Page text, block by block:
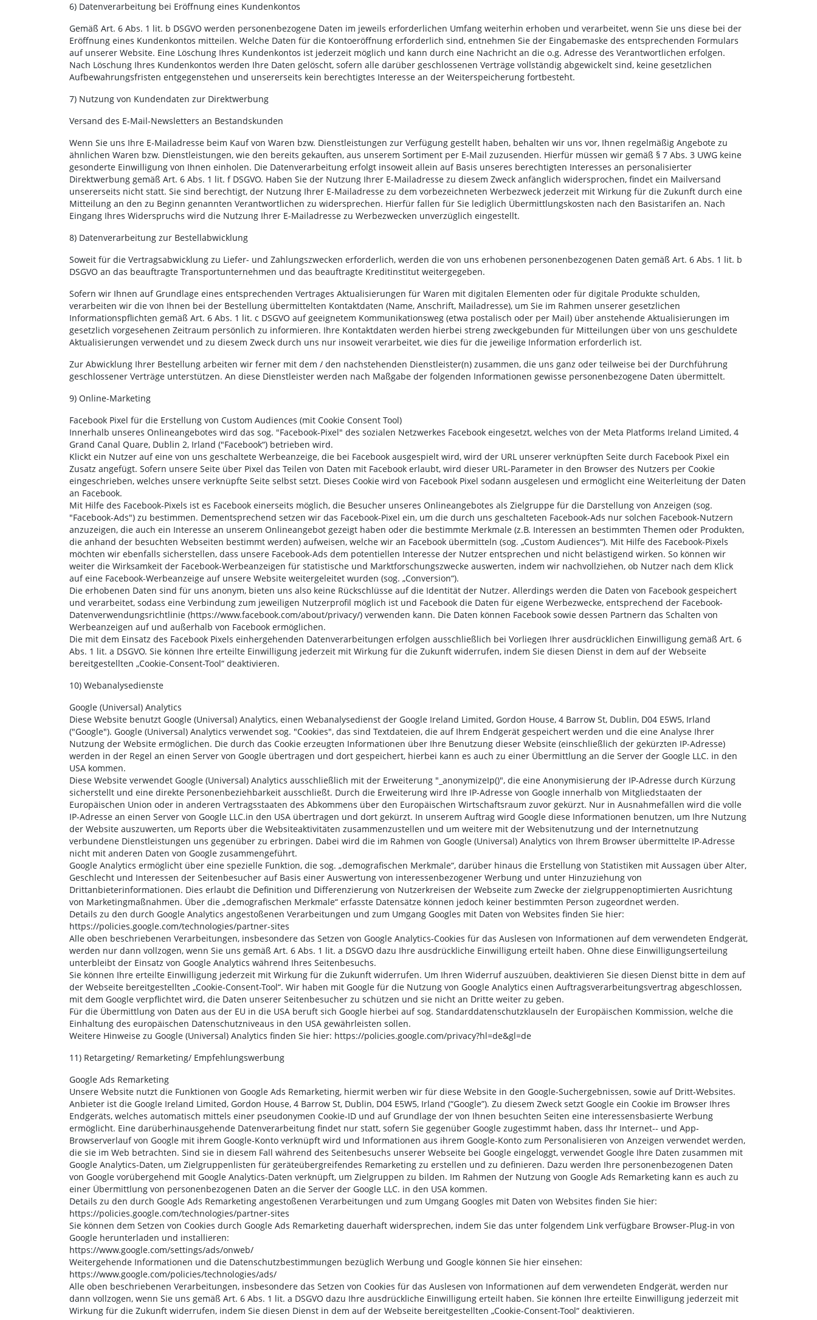
6) Datenverarbeitung bei Eröffnung eines Kundenkontos
Gemäß Art. 6 Abs. 1 lit. b DSGVO werden personenbezogene Daten im jeweils erforderlichen Umfang weiterhin erhoben und verarbeitet, wenn Sie uns diese bei der
Eröffnung eines Kundenkontos mitteilen. Welche Daten für die Kontoeröffnung erforderlich sind, entnehmen Sie der Eingabemaske des entsprechenden Formulars
auf unserer Website. Eine Löschung Ihres Kundenkontos ist jederzeit möglich und kann durch eine Nachricht an die o.g. Adresse des Verantwortlichen erfolgen.
Nach Löschung Ihres Kundenkontos werden Ihre Daten gelöscht, sofern alle darüber geschlossenen Verträge vollständig abgewickelt sind, keine gesetzlichen
Aufbewahrungsfristen entgegenstehen und unsererseits kein berechtigtes Interesse an der Weiterspeicherung fortbesteht.
7) Nutzung von Kundendaten zur Direktwerbung
Versand des E-Mail-Newsletters an Bestandskunden
Wenn Sie uns Ihre E-Mailadresse beim Kauf von Waren bzw. Dienstleistungen zur Verfügung gestellt haben, behalten wir uns vor, Ihnen regelmäßig Angebote zu
ähnlichen Waren bzw. Dienstleistungen, wie den bereits gekauften, aus unserem Sortiment per E-Mail zuzusenden. Hierfür müssen wir gemäß § 7 Abs. 3 UWG keine
gesonderte Einwilligung von Ihnen einholen. Die Datenverarbeitung erfolgt insoweit allein auf Basis unseres berechtigten Interesses an personalisierter
Direktwerbung gemäß Art. 6 Abs. 1 lit. f DSGVO. Haben Sie der Nutzung Ihrer E-Mailadresse zu diesem Zweck anfänglich widersprochen, findet ein Mailversand
unsererseits nicht statt. Sie sind berechtigt, der Nutzung Ihrer E-Mailadresse zu dem vorbezeichneten Werbezweck jederzeit mit Wirkung für die Zukunft durch eine
Mitteilung an den zu Beginn genannten Verantwortlichen zu widersprechen. Hierfür fallen für Sie lediglich Übermittlungskosten nach den Basistarifen an. Nach
Eingang Ihres Widerspruchs wird die Nutzung Ihrer E-Mailadresse zu Werbezwecken unverzüglich eingestellt.
8) Datenverarbeitung zur Bestellabwicklung
Soweit für die Vertragsabwicklung zu Liefer- und Zahlungszwecken erforderlich, werden die von uns erhobenen personenbezogenen Daten gemäß Art. 6 Abs. 1 lit. b
DSGVO an das beauftragte Transportunternehmen und das beauftragte Kreditinstitut weitergegeben.
Sofern wir Ihnen auf Grundlage eines entsprechenden Vertrages Aktualisierungen für Waren mit digitalen Elementen oder für digitale Produkte schulden,
verarbeiten wir die von Ihnen bei der Bestellung übermittelten Kontaktdaten (Name, Anschrift, Mailadresse), um Sie im Rahmen unserer gesetzlichen
Informationspflichten gemäß Art. 6 Abs. 1 lit. c DSGVO auf geeignetem Kommunikationsweg (etwa postalisch oder per Mail) über anstehende Aktualisierungen im
gesetzlich vorgesehenen Zeitraum persönlich zu informieren. Ihre Kontaktdaten werden hierbei streng zweckgebunden für Mitteilungen über von uns geschuldete
Aktualisierungen verwendet und zu diesem Zweck durch uns nur insoweit verarbeitet, wie dies für die jeweilige Information erforderlich ist.
Zur Abwicklung Ihrer Bestellung arbeiten wir ferner mit dem / den nachstehenden Dienstleister(n) zusammen, die uns ganz oder teilweise bei der Durchführung
geschlossener Verträge unterstützen. An diese Dienstleister werden nach Maßgabe der folgenden Informationen gewisse personenbezogene Daten übermittelt.
9) Online-Marketing
Facebook Pixel für die Erstellung von Custom Audiences (mit Cookie Consent Tool)
Innerhalb unseres Onlineangebotes wird das sog. "Facebook-Pixel" des sozialen Netzwerkes Facebook eingesetzt, welches von der Meta Platforms Ireland Limited, 4
Grand Canal Quare, Dublin 2, Irland ("Facebook“) betrieben wird.
Klickt ein Nutzer auf eine von uns geschaltete Werbeanzeige, die bei Facebook ausgespielt wird, wird der URL unserer verknüpften Seite durch Facebook Pixel ein
Zusatz angefügt. Sofern unsere Seite über Pixel das Teilen von Daten mit Facebook erlaubt, wird dieser URL-Parameter in den Browser des Nutzers per Cookie
eingeschrieben, welches unsere verknüpfte Seite selbst setzt. Dieses Cookie wird von Facebook Pixel sodann ausgelesen und ermöglicht eine Weiterleitung der Daten
an Facebook.
Mit Hilfe des Facebook-Pixels ist es Facebook einerseits möglich, die Besucher unseres Onlineangebotes als Zielgruppe für die Darstellung von Anzeigen (sog.
"Facebook-Ads") zu bestimmen. Dementsprechend setzen wir das Facebook-Pixel ein, um die durch uns geschalteten Facebook-Ads nur solchen Facebook-Nutzern
anzuzeigen, die auch ein Interesse an unserem Onlineangebot gezeigt haben oder die bestimmte Merkmale (z.B. Interessen an bestimmten Themen oder Produkten,
die anhand der besuchten Webseiten bestimmt werden) aufweisen, welche wir an Facebook übermitteln (sog. „Custom Audiences“). Mit Hilfe des Facebook-Pixels
möchten wir ebenfalls sicherstellen, dass unsere Facebook-Ads dem potentiellen Interesse der Nutzer entsprechen und nicht belästigend wirken. So können wir
weiter die Wirksamkeit der Facebook-Werbeanzeigen für statistische und Marktforschungszwecke auswerten, indem wir nachvollziehen, ob Nutzer nach dem Klick
auf eine Facebook-Werbeanzeige auf unsere Website weitergeleitet wurden (sog. „Conversion“).
Die erhobenen Daten sind für uns anonym, bieten uns also keine Rückschlüsse auf die Identität der Nutzer. Allerdings werden die Daten von Facebook gespeichert
und verarbeitet, sodass eine Verbindung zum jeweiligen Nutzerprofil möglich ist und Facebook die Daten für eigene Werbezwecke, entsprechend der Facebook-
Datenverwendungsrichtlinie (https://www.facebook.com/about/privacy/) verwenden kann. Die Daten können Facebook sowie dessen Partnern das Schalten von
Werbeanzeigen auf und außerhalb von Facebook ermöglichen.
Die mit dem Einsatz des Facebook Pixels einhergehenden Datenverarbeitungen erfolgen ausschließlich bei Vorliegen Ihrer ausdrücklichen Einwilligung gemäß Art. 6
Abs. 1 lit. a DSGVO. Sie können Ihre erteilte Einwilligung jederzeit mit Wirkung für die Zukunft widerrufen, indem Sie diesen Dienst in dem auf der Webseite
bereitgestellten „Cookie-Consent-Tool“ deaktivieren.
10) Webanalysedienste
Google (Universal) Analytics
Diese Website benutzt Google (Universal) Analytics, einen Webanalysedienst der Google Ireland Limited, Gordon House, 4 Barrow St, Dublin, D04 E5W5, Irland
("Google"). Google (Universal) Analytics verwendet sog. "Cookies", das sind Textdateien, die auf Ihrem Endgerät gespeichert werden und die eine Analyse Ihrer
Nutzung der Website ermöglichen. Die durch das Cookie erzeugten Informationen über Ihre Benutzung dieser Website (einschließlich der gekürzten IP-Adresse)
werden in der Regel an einen Server von Google übertragen und dort gespeichert, hierbei kann es auch zu einer Übermittlung an die Server der Google LLC. in den
USA kommen.
Diese Website verwendet Google (Universal) Analytics ausschließlich mit der Erweiterung "_anonymizeIp()", die eine Anonymisierung der IP-Adresse durch Kürzung
sicherstellt und eine direkte Personenbeziehbarkeit ausschließt. Durch die Erweiterung wird Ihre IP-Adresse von Google innerhalb von Mitgliedstaaten der
Europäischen Union oder in anderen Vertragsstaaten des Abkommens über den Europäischen Wirtschaftsraum zuvor gekürzt. Nur in Ausnahmefällen wird die volle
IP-Adresse an einen Server von Google LLC.in den USA übertragen und dort gekürzt. In unserem Auftrag wird Google diese Informationen benutzen, um Ihre Nutzung
der Website auszuwerten, um Reports über die Websiteaktivitäten zusammenzustellen und um weitere mit der Websitenutzung und der Internetnutzung
verbundene Dienstleistungen uns gegenüber zu erbringen. Dabei wird die im Rahmen von Google (Universal) Analytics von Ihrem Browser übermittelte IP-Adresse
nicht mit anderen Daten von Google zusammengeführt.
Google Analytics ermöglicht über eine spezielle Funktion, die sog. „demografischen Merkmale“, darüber hinaus die Erstellung von Statistiken mit Aussagen über Alter,
Geschlecht und Interessen der Seitenbesucher auf Basis einer Auswertung von interessenbezogener Werbung und unter Hinzuziehung von
Drittanbieterinformationen. Dies erlaubt die Definition und Differenzierung von Nutzerkreisen der Webseite zum Zwecke der zielgruppenoptimierten Ausrichtung
von Marketingmaßnahmen. Über die „demografischen Merkmale“ erfasste Datensätze können jedoch keiner bestimmten Person zugeordnet werden.
Details zu den durch Google Analytics angestoßenen Verarbeitungen und zum Umgang Googles mit Daten von Websites finden Sie hier:
https://policies.google.com/technologies/partner-sites
Alle oben beschriebenen Verarbeitungen, insbesondere das Setzen von Google Analytics-Cookies für das Auslesen von Informationen auf dem verwendeten Endgerät,
werden nur dann vollzogen, wenn Sie uns gemäß Art. 6 Abs. 1 lit. a DSGVO dazu Ihre ausdrückliche Einwilligung erteilt haben. Ohne diese Einwilligungserteilung
unterbleibt der Einsatz von Google Analytics während Ihres Seitenbesuchs.
Sie können Ihre erteilte Einwilligung jederzeit mit Wirkung für die Zukunft widerrufen. Um Ihren Widerruf auszuüben, deaktivieren Sie diesen Dienst bitte in dem auf
der Webseite bereitgestellten „Cookie-Consent-Tool“. Wir haben mit Google für die Nutzung von Google Analytics einen Auftragsverarbeitungsvertrag abgeschlossen,
mit dem Google verpflichtet wird, die Daten unserer Seitenbesucher zu schützen und sie nicht an Dritte weiter zu geben.
Für die Übermittlung von Daten aus der EU in die USA beruft sich Google hierbei auf sog. Standarddatenschutzklauseln der Europäischen Kommission, welche die
Einhaltung des europäischen Datenschutzniveaus in den USA gewährleisten sollen.
Weitere Hinweise zu Google (Universal) Analytics finden Sie hier: https://policies.google.com/privacy?hl=de&gl=de
11) Retargeting/ Remarketing/ Empfehlungswerbung
Google Ads Remarketing
Unsere Website nutzt die Funktionen von Google Ads Remarketing, hiermit werben wir für diese Website in den Google-Suchergebnissen, sowie auf Dritt-Websites.
Anbieter ist die Google Ireland Limited, Gordon House, 4 Barrow St, Dublin, D04 E5W5, Irland (“Google”). Zu diesem Zweck setzt Google ein Cookie im Browser Ihres
Endgeräts, welches automatisch mittels einer pseudonymen Cookie-ID und auf Grundlage der von Ihnen besuchten Seiten eine interessensbasierte Werbung
ermöglicht. Eine darüberhinausgehende Datenverarbeitung findet nur statt, sofern Sie gegenüber Google zugestimmt haben, dass Ihr Internet-- und App-
Browserverlauf von Google mit ihrem Google-Konto verknüpft wird und Informationen aus ihrem Google-Konto zum Personalisieren von Anzeigen verwendet werden,
die sie im Web betrachten. Sind sie in diesem Fall während des Seitenbesuchs unserer Webseite bei Google eingeloggt, verwendet Google Ihre Daten zusammen mit
Google Analytics-Daten, um Zielgruppenlisten für geräteübergreifendes Remarketing zu erstellen und zu definieren. Dazu werden Ihre personenbezogenen Daten
von Google vorübergehend mit Google Analytics-Daten verknüpft, um Zielgruppen zu bilden. Im Rahmen der Nutzung von Google Ads Remarketing kann es auch zu
einer Übermittlung von personenbezogenen Daten an die Server der Google LLC. in den USA kommen.
Details zu den durch Google Ads Remarketing angestoßenen Verarbeitungen und zum Umgang Googles mit Daten von Websites finden Sie hier:
https://policies.google.com/technologies/partner-sites
Sie können dem Setzen von Cookies durch Google Ads Remarketing dauerhaft widersprechen, indem Sie das unter folgendem Link verfügbare Browser-Plug-in von
Google herunterladen und installieren:
https://www.google.com/settings/ads/onweb/
Weitergehende Informationen und die Datenschutzbestimmungen bezüglich Werbung und Google können Sie hier einsehen:
https://www.google.com/policies/technologies/ads/
Alle oben beschriebenen Verarbeitungen, insbesondere das Setzen von Cookies für das Auslesen von Informationen auf dem verwendeten Endgerät, werden nur
dann vollzogen, wenn Sie uns gemäß Art. 6 Abs. 1 lit. a DSGVO dazu Ihre ausdrückliche Einwilligung erteilt haben. Sie können Ihre erteilte Einwilligung jederzeit mit
Wirkung für die Zukunft widerrufen, indem Sie diesen Dienst in dem auf der Webseite bereitgestellten „Cookie-Consent-Tool“ deaktivieren.